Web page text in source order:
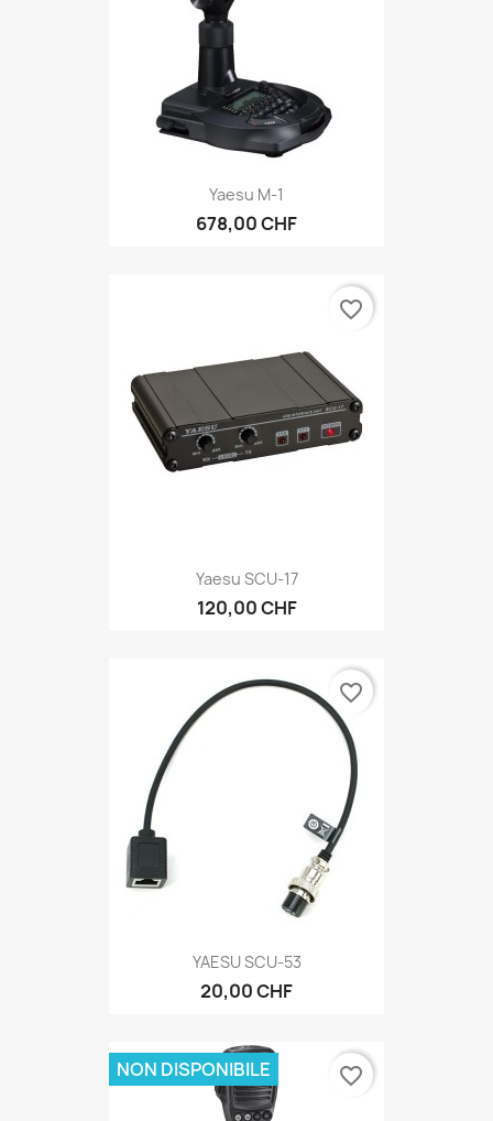
Yaesu M-1
678,00 CHF
Yaesu SCU-17
120,00 CHF
favorite_border
YAESU SCU-53
20,00 CHF
favorite_border
NON DISPONIBILE favorite_border